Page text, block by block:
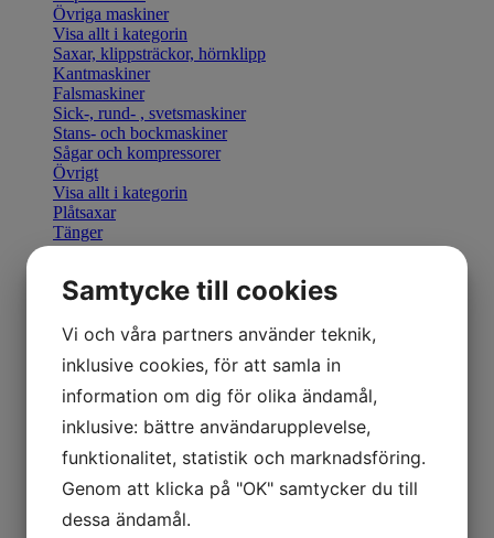
Övriga maskiner
Visa allt i kategorin
Saxar, klippsträckor, hörnklipp
Kantmaskiner
Falsmaskiner
Sick-, rund- , svetsmaskiner
Stans- och bockmaskiner
Sågar och kompressorer
Övrigt
Visa allt i kategorin
Plåtsaxar
Tänger
Bocka & Forma
Elhandverktyg
Saxar & Knivar
Hammare & klubbor
Övriga produkter
Övriga verktyg
Visa allt i kategorin
Visa allt i kategorin
Manuella kantmaskiner
Motordrivna kantmaskiner
Retrofit U-Bend styrning
Visa allt i kategorin
Hydraulisk Gradsax
Samtycke till cookies
Vi och våra partners använder teknik,
inklusive cookies, för att samla in
information om dig för olika ändamål,
inklusive: bättre användarupplevelse,
funktionalitet, statistik och marknadsföring.
Genom att klicka på "OK" samtycker du till
dessa ändamål.